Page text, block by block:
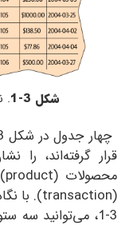
. نمای
چهار
گرفته‌اند، را نشان
(
product)،
). با نگاه